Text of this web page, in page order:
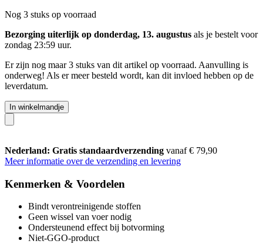
Nog 3 stuks op voorraad
Bezorging uiterlijk op donderdag, 13. augustus als je bestelt voor
zondag 23:59 uur.
Er zijn nog maar 3 stuks van dit artikel op voorraad. Aanvulling is
onderweg! Als er meer besteld wordt, kan dit invloed hebben op de
leverdatum.
In winkelmandje
Nederland: Gratis standaardverzending vanaf € 79,90
Meer informatie over de verzending en levering
Kenmerken & Voordelen
Bindt verontreinigende stoffen
Geen wissel van voer nodig
Ondersteunend effect bij botvorming
Niet-GGO-product